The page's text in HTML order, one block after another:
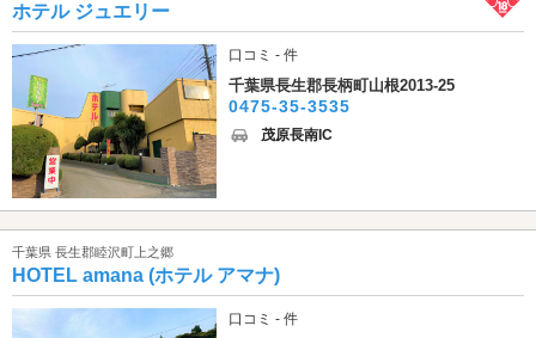
ホテル ジュエリー
口コミ - 件
千葉県長生郡長柄町山根2013-25
0475-35-3535
茂原長南IC
千葉県 長生郡睦沢町上之郷
HOTEL amana (ホテル アマナ)
口コミ - 件